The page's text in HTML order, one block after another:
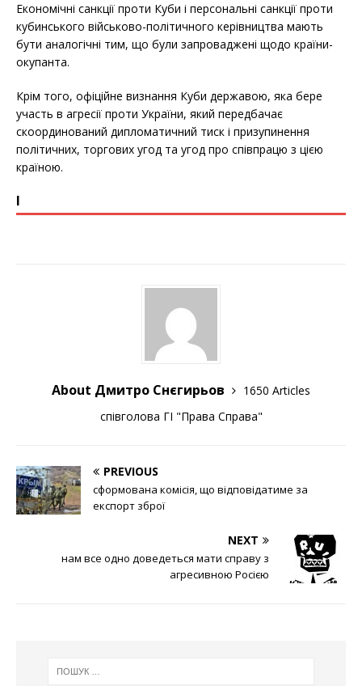
Економічні санкції проти Куби і персональні санкції проти
кубинського військово-політичного керівництва мають
бути аналогічні тим, що були запроваджені щодо країни-
окупанта.
Крім того, офіційне визнання Куби державою, яка бере
участь в агресії проти України, який передбачає
скоординований дипломатичний тиск і призупинення
політичних, торгових угод та угод про співпрацю з цією
країною.
І
About Дмитро Снєгирьов
1650 Articles
співголова ГІ "Права Справа"
PREVIOUS
сформована комісія, що відповідатиме за
експорт зброї
NEXT
нам все одно доведеться мати справу з
агресивною Росією